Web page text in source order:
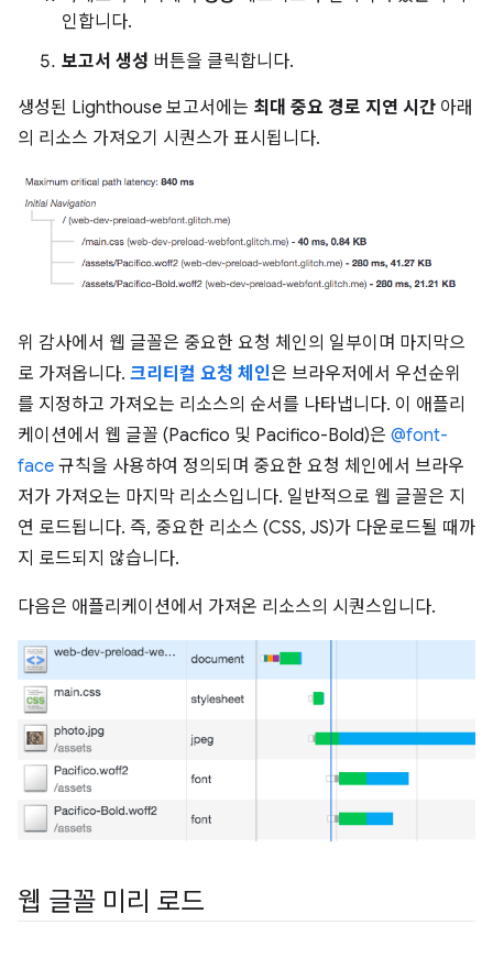
인합니다.
보고서 생성 버튼을 클릭합니다.
생성된 Lighthouse 보고서에는 최대 중요 경로 지연 시간 아래
의 리소스 가져오기 시퀀스가 표시됩니다.
위 감사에서 웹 글꼴은 중요한 요청 체인의 일부이며 마지막으
로 가져옵니다. 크리티컬 요청 체인은 브라우저에서 우선순위
를 지정하고 가져오는 리소스의 순서를 나타냅니다. 이 애플리
케이션에서 웹 글꼴 (Pacfico 및 Pacifico-Bold)은 @font-
face 규칙을 사용하여 정의되며 중요한 요청 체인에서 브라우
저가 가져오는 마지막 리소스입니다. 일반적으로 웹 글꼴은 지
연 로드됩니다. 즉, 중요한 리소스 (CSS, JS)가 다운로드될 때까
지 로드되지 않습니다.
다음은 애플리케이션에서 가져온 리소스의 시퀀스입니다.
웹 글꼴 미리 로드